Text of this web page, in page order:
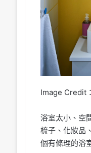
Image Credit：
浴室太小、空
梳子、化妝品
個有條理的浴